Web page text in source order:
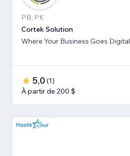
PB, PK
Cortek Solution
Where Your Business Goes Digital
5,0 (1)
À partir de 200 $